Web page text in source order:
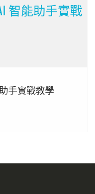
智能助手實戰
手實戰教學